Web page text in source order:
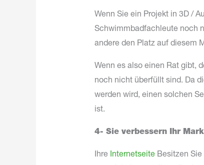
Wenn Sie ein Projekt in 3D /
Schwimmbadfachleute noch
andere den Platz auf diesem
Wenn es also einen Rat gibt,
noch nicht überfüllt sind. Da
werden wird, einen solchen
ist.
4- Sie verbessern Ihr
Ihre InternetseiteBesitzen Sie